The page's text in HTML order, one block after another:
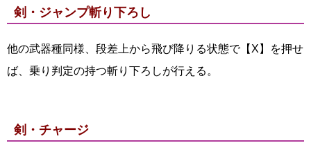
剣・ジャンプ斬り下ろし
他の武器種同様、段差上から飛び降りる状態で【X】を押せ
ば、乗り判定の持つ斬り下ろしが行える。
剣・チャージ